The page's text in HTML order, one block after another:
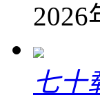
2026
七十